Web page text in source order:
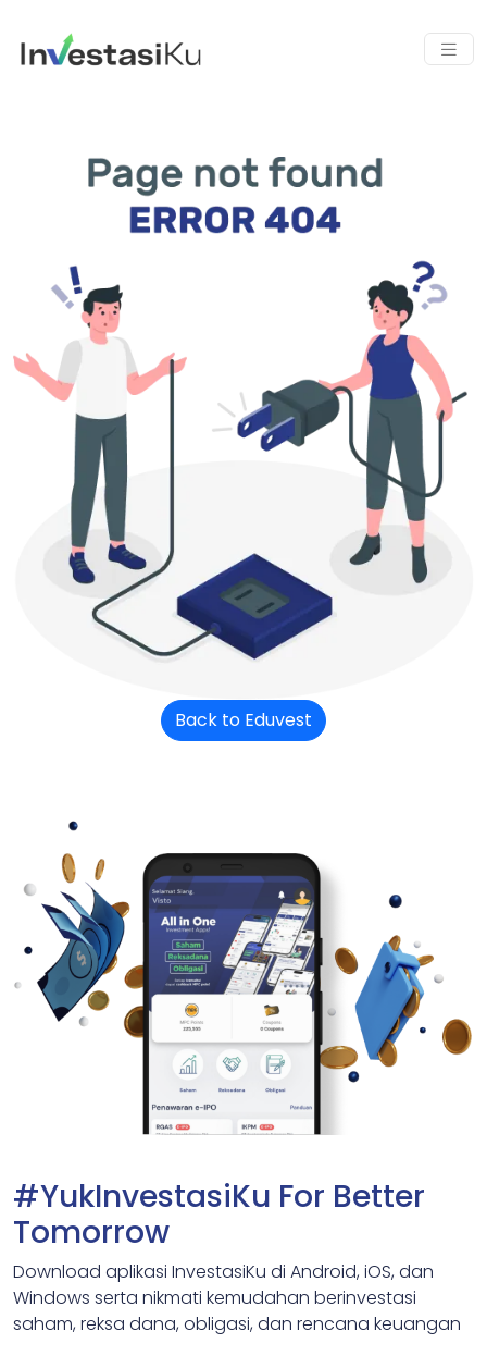
Back to Eduvest
#YukInvestasiKu For Better
Tomorrow
Download aplikasi InvestasiKu di Android, iOS, dan
Windows serta nikmati kemudahan berinvestasi
saham, reksa dana, obligasi, dan rencana keuangan